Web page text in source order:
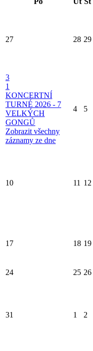
27 28 29
3
1
KONCERTNÍ
TURNÉ 2026 - 7
VELKÝCH
GONGŮ
Zobrazit všechny
záznamy ze dne
4 5
10 11 12
17 18 19
24 25 26
31 1 2